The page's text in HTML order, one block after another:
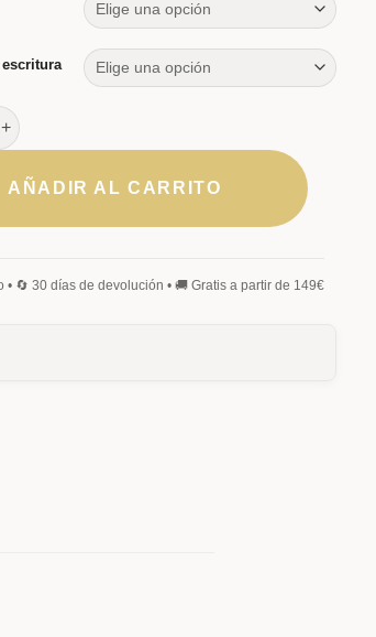
de escritura cantidad
AÑADIR AL CARRITO